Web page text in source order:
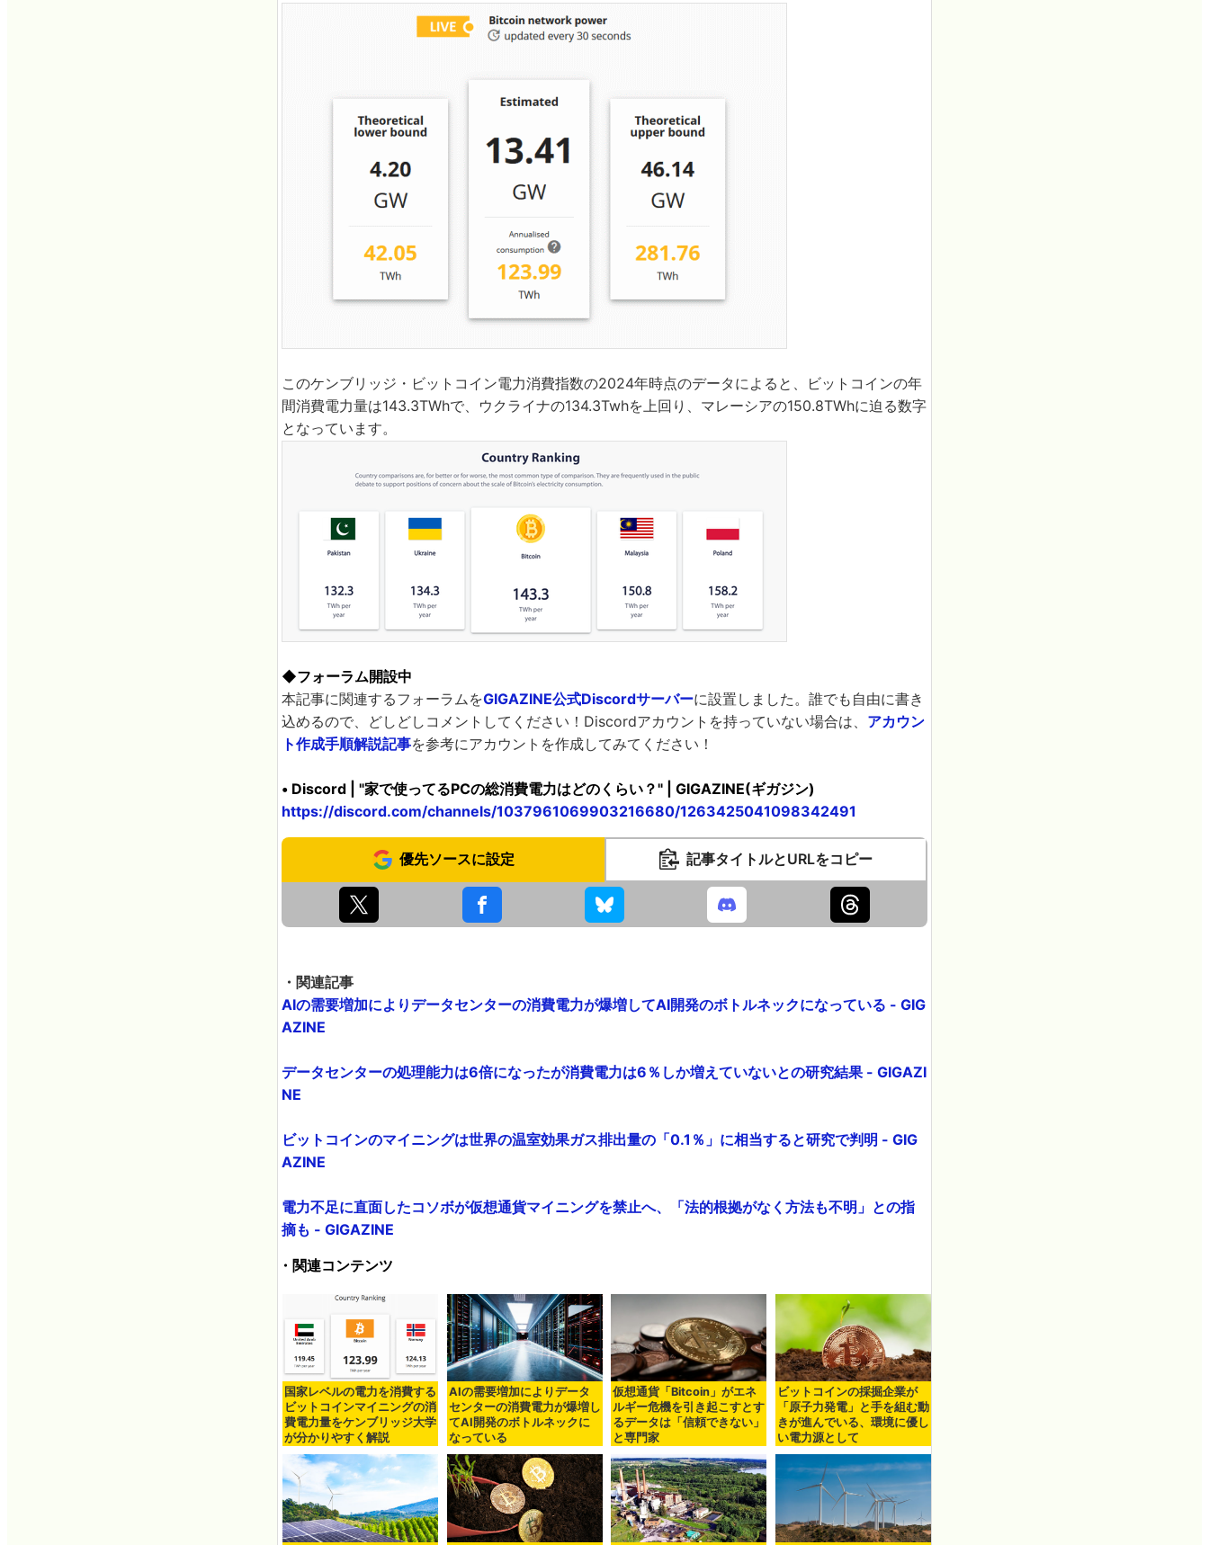
このケンブリッジ・ビットコイン電力消費指数の2024年時点のデータによると、ビットコインの年
間消費電力量は143.3TWhで、ウクライナの134.3Twhを上回り、マレーシアの150.8TWhに迫る数字
となっています。
◆フォーラム開設中
本記事に関連するフォーラムをGIGAZINE公式Discordサーバーに設置しました。誰でも自由に書き
込めるので、どしどしコメントしてください！Discordアカウントを持っていない場合は、 アカウン
ト作成手順解説記事を参考にアカウントを作成してみてください！
• Discord | "家で使ってるPCの総消費電力はどのくらい？" | GIGAZINE(ギガジン)
https://discord.com/channels/1037961069903216680/1263425041098342491
優先ソースに設定 記事タイトルとURLをコピー
・関連記事
AIの需要増加によりデータセンターの消費電力が爆増してAI開発のボトルネックになっている - GIG
AZINE
データセンターの処理能力は6倍になったが消費電力は6％しか増えていないとの研究結果 - GIGAZI
NE
ビットコインのマイニングは世界の温室効果ガス排出量の「0.1％」に相当すると研究で判明 - GIG
AZINE
電力不足に直面したコソボが仮想通貨マイニングを禁止へ、「法的根拠がなく方法も不明」との指
摘も - GIGAZINE
・関連コンテンツ
国家レベルの電力を消費する
ビットコインマイニングの消
費電力量をケンブリッジ大学
が分かりやすく解説
AIの需要増加によりデータ
センターの消費電力が爆増し
てAI開発のボトルネックに
なっている
仮想通貨「Bitcoin」がエネ
ルギー危機を引き起こすとす
るデータは「信頼できない」
と専門家
ビットコインの採掘企業が
「原子力発電」と手を組む動
きが進んでいる、環境に優し
い電力源として